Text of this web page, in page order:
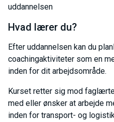
uddannelsen
Hvad lærer du?
Efter uddannelsen kan du
coachingaktiviteter som en
inden for dit arbejdsområde.
Kurset retter sig mod
med eller ønsker at arbejde
inden for transport- og